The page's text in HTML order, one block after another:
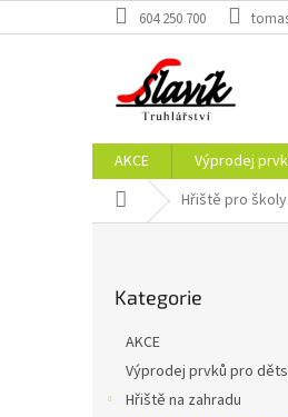
na
604 250 700
AKCE Výprodej
Domů Hřiště pro školy
kategorie
Kategorie
AKCE
Výprodej prvků pro
Hřiště na zahradu